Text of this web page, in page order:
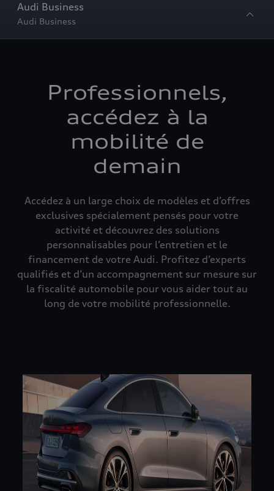
Audi Business
Audi Business
Professionnels,
accédez à la
mobilité de
demain
Accédez à un large choix de modèles et d’offres
exclusives spécialement pensés pour votre
activité et découvrez des solutions
personnalisables pour l’entretien et le
financement de votre Audi. Profitez d’experts
qualifiés et d’un accompagnement sur mesure sur
la fiscalité automobile pour vous aider tout au
long de votre mobilité professionnelle.